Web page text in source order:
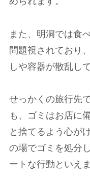
また、明洞では食
問題視されており
しや容器が散乱し
せっかくの旅行先
も、ゴミはお店に
と捨てるよう心が
の場でゴミを処分
ートな行動といえま